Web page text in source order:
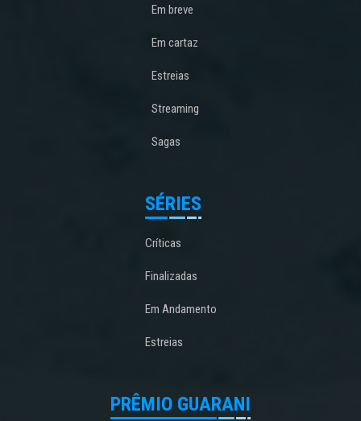
Em breve
Em cartaz
Estreias
Streaming
Sagas
SÉRIES
Críticas
Finalizadas
Em Andamento
Estreias
PRÊMIO GUARANI